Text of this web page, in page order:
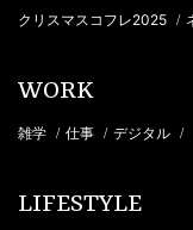
クリスマスコフレ2025 /
WORK
雑学 / 仕事 / デジタル /
LIFESTYLE